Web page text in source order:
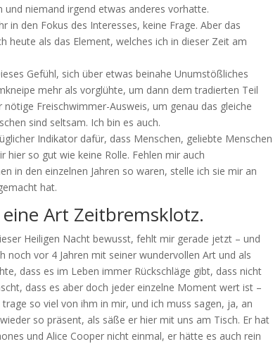
niemand irgend etwas anderes vorhatte.
in den Fokus des Interesses, keine Frage. Aber das
heute als das Element, welches ich in dieser Zeit am
Gefühl, sich über etwas beinahe Unumstößliches
mehr als vorglühte, um dann dem tradierten Teil
Freischwimmer-Ausweis, um genau das gleiche
sind seltsam. Ich bin es auch.
Indikator dafür, dass Menschen, geliebte Menschen
hier so gut wie keine Rolle. Fehlen mir auch
in den einzelnen Jahren so waren, stelle ich sie mir an
hat.
Art Zeitbremsklotz.
Heiligen Nacht bewusst, fehlt mir gerade jetzt – und
vor 4 Jahren mit seiner wundervollen Art und als
dass es im Leben immer Rückschläge gibt, dass nicht
dass es aber doch jeder einzelne Moment wert ist –
so viel von ihm in mir, und ich muss sagen, ja, an
so präsent, als säße er hier mit uns am Tisch. Er hat
und Alice Cooper nicht einmal, er hätte es auch rein